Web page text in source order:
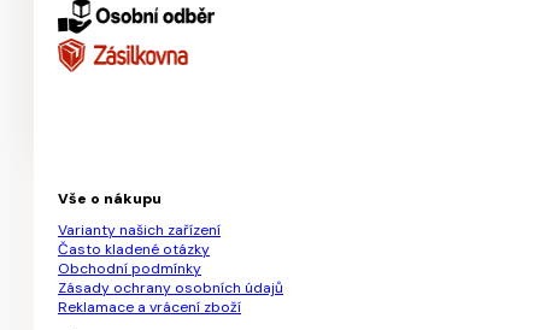
Vše o nákupu
Varianty našich zařízení
Často kladené otázky
Obchodní podmínky
Zásady ochrany osobních údajů
Reklamace a vrácení zboží